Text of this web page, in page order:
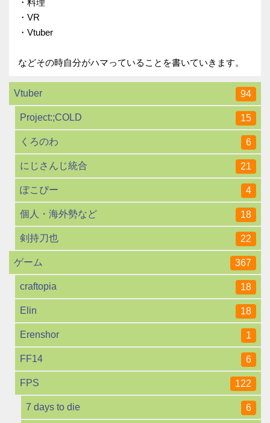
・料理
・VR
・Vtuber
などその時自分がハマっていることを書いていきます。
Vtuber 94
Project:;COLD 15
くろのわ 6
にじさんじ統合 21
ぽこぴー 4
個人・海外勢など 18
剣持刀也 22
ゲーム 367
craftopia 18
Elin 18
Erenshor 1
FF14 6
FPS 122
7 days to die 6